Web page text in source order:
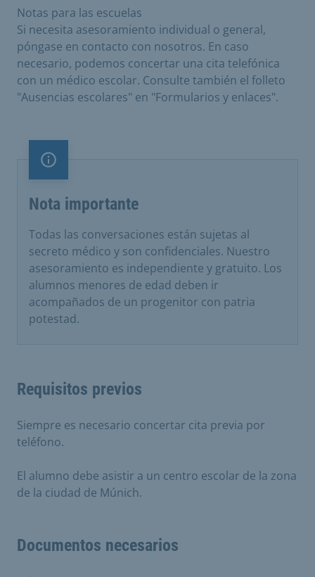
Notas para las escuelas
Si necesita asesoramiento individual o general,
póngase en contacto con nosotros. En caso
necesario, podemos concertar una cita telefónica
con un médico escolar. Consulte también el folleto
"Ausencias escolares" en "Formularios y enlaces".
Nota importante
Nota importante
Todas las conversaciones están sujetas al
secreto médico y son confidenciales. Nuestro
asesoramiento es independiente y gratuito. Los
alumnos menores de edad deben ir
acompañados de un progenitor con patria
potestad.
Requisitos previos
Siempre es necesario concertar cita previa por
teléfono.
El alumno debe asistir a un centro escolar de la zona
de la ciudad de Múnich.
Documentos necesarios